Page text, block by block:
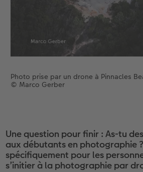
Photo prise par un drone à Pinnacles
© Marco Gerber
Une question pour finir : As-tu
aux débutants en photographie
spécifiquement pour les
s’initier à la photographie par